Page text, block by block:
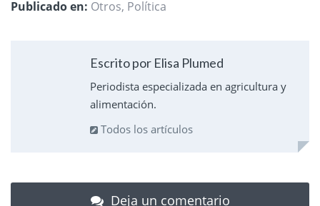
Publicado en: Otros, Política
Escrito por Elisa Plumed
Periodista especializada en agricultura y
alimentación.
Todos los artículos
Deja un comentario